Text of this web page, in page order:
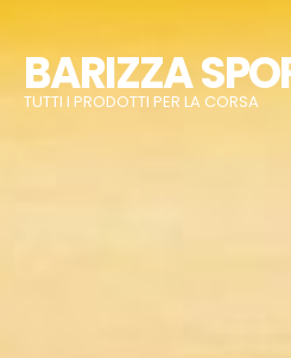
BARIZZA
TUTTI I PRODOTTI PER LA CORSA